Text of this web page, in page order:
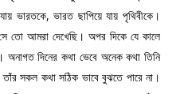
ভারতকে, ভারত ছাপিয়ে যায় পৃথিবীকে।
তো আমরা দেখেছি। অপর দিকে যে কালে
দিনের কথা ভেবে অনেক কথা তিনি
সকল কথা সঠিক ভাবে বুঝতে পারে না।